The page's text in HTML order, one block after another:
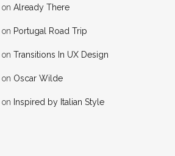
on Already There
on Portugal Road Trip
on Transitions In UX Design
on Oscar Wilde
on Inspired by Italian Style